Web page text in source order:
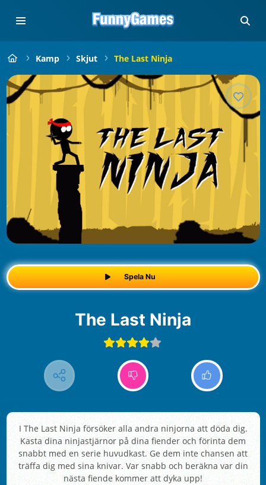
Kamp Skjut The Last Ninja
Spela Nu
The Last Ninja
I The Last Ninja försöker alla andra ninjorna att döda dig.
Kasta dina ninjastjärnor på dina fiender och förinta dem
snabbt med en serie huvudkast. Ge dem inte chansen att
träffa dig med sina knivar. Var snabb och beräkna var din
nästa fiende kommer att dyka upp!